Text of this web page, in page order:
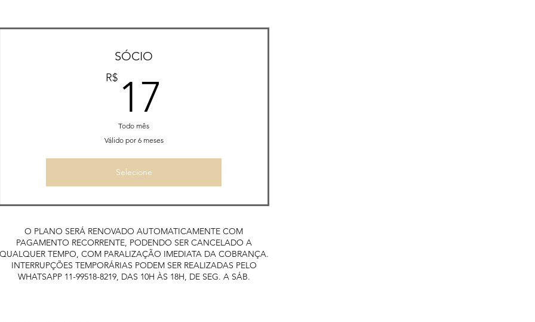
SÓCIO
R$ 17
Todo mês
Válido por 6 meses
Selecione
O PLANO SERÁ RENOVADO AUTOMATICAMENTE COM
PAGAMENTO RECORRENTE, PODENDO SER CANCELADO A
QUALQUER TEMPO, COM PARALIZAÇÃO IMEDIATA DA COBRANÇA.
INTERRUPÇÕES TEMPORÁRIAS PODEM SER REALIZADAS PELO
WHATSAPP 11-99518-8219, DAS 10H ÀS 18H, DE SEG. A SÁB.